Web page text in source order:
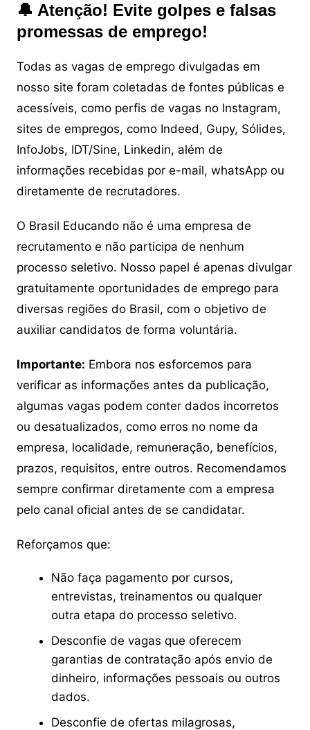
🔔 Atenção! Evite golpes e falsas
promessas de emprego!
Todas as vagas de emprego divulgadas em
nosso site foram coletadas de fontes públicas e
acessíveis, como perfis de vagas no Instagram,
sites de empregos, como Indeed, Gupy, Sólides,
InfoJobs, IDT/Sine, Linkedin, além de
informações recebidas por e-mail, whatsApp ou
diretamente de recrutadores.
O Brasil Educando não é uma empresa de
recrutamento e não participa de nenhum
processo seletivo. Nosso papel é apenas divulgar
gratuitamente oportunidades de emprego para
diversas regiões do Brasil, com o objetivo de
auxiliar candidatos de forma voluntária.
Importante: Embora nos esforcemos para
verificar as informações antes da publicação,
algumas vagas podem conter dados incorretos
ou desatualizados, como erros no nome da
empresa, localidade, remuneração, benefícios,
prazos, requisitos, entre outros. Recomendamos
sempre confirmar diretamente com a empresa
pelo canal oficial antes de se candidatar.
Reforçamos que:
Não faça pagamento por cursos,
entrevistas, treinamentos ou qualquer
outra etapa do processo seletivo.
Desconfie de vagas que oferecem
garantias de contratação após envio de
dinheiro, informações pessoais ou outros
dados.
Desconfie de ofertas milagrosas,